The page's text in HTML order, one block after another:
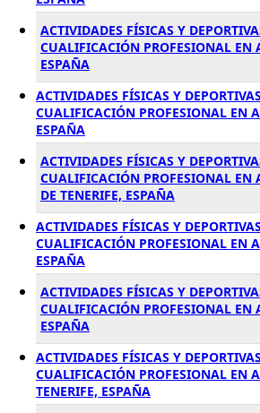
ACTIVIDADES FÍSICAS Y
CUALIFICACIÓN PROFESIONAL EN
ESPAÑA
ACTIVIDADES FÍSICAS Y
CUALIFICACIÓN PROFESIONAL EN
ESPAÑA
ACTIVIDADES FÍSICAS Y
CUALIFICACIÓN PROFESIONAL EN
DE TENERIFE, ESPAÑA
ACTIVIDADES FÍSICAS Y
CUALIFICACIÓN PROFESIONAL EN
ESPAÑA
ACTIVIDADES FÍSICAS Y
CUALIFICACIÓN PROFESIONAL EN
ESPAÑA
ACTIVIDADES FÍSICAS Y
CUALIFICACIÓN PROFESIONAL EN
TENERIFE, ESPAÑA